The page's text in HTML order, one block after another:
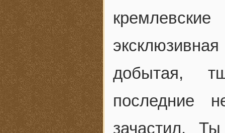
добытая,
последние
зачастил.